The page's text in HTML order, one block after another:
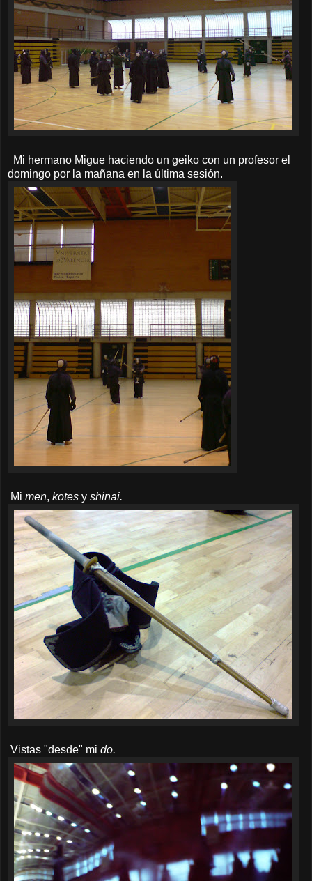
Mi hermano Migue haciendo un geiko con un profesor el
domingo por la mañana en la última sesión.
Mi men, kotes y shinai.
Vistas "desde" mi do.